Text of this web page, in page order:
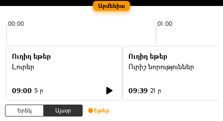
Արմենիա
00:00 01:00
Ուղիղ եթեր
Լուրեր
09:00 5 ր
Ուղիղ եթեր
Ուրիշ նորություններ
09:39 21 ր
Երեկ Այսօր Եթեր